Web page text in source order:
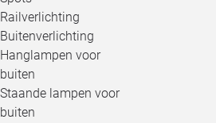
Railverlichting
Buitenverlichting
Hanglampen voor
buiten
Staande lampen voor
buiten